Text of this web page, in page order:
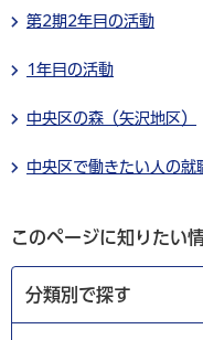
第2期2年目の活動
1年目の活動
中央区の森（矢沢地区）
中央区で働きたい人の就
このページに知りたい
分類別で探す